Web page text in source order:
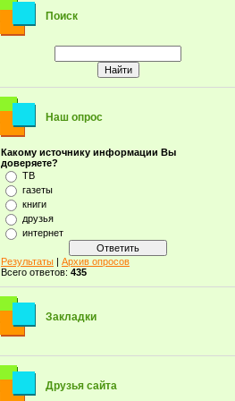
Поиск
Наш опрос
Какому источнику информации Вы
доверяете?
ТВ
газеты
книги
друзья
интернет
Результаты | Архив опросов
Всего ответов: 435
Закладки
Друзья сайта